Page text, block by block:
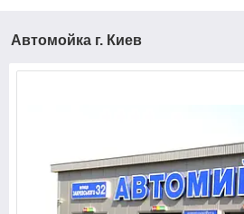
Автомойка г. Киев